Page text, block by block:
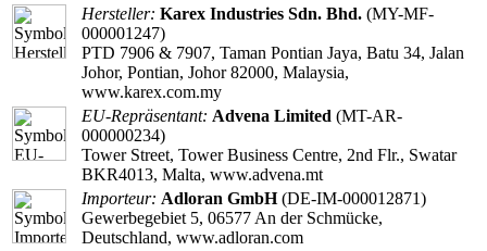
Hersteller: Karex Industries Sdn. Bhd. (MY-MF-
000001247)
PTD 7906 & 7907, Taman Pontian Jaya, Batu 34, Jalan
Johor, Pontian, Johor 82000, Malaysia,
www.karex.com.my
EU-Repräsentant: Advena Limited (MT-AR-
000000234)
Tower Street, Tower Business Centre, 2nd Flr., Swatar
BKR4013, Malta, www.advena.mt
Importeur: Adloran GmbH(DE-IM-000012871)
Gewerbegebiet 5, 06577 An der Schmücke,
Deutschland, www.adloran.com